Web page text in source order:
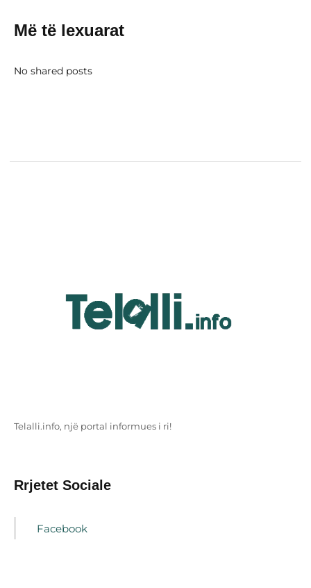
Më të lexuarat
No shared posts
Telalli.info, një portal informues i ri!
Rrjetet Sociale
Facebook